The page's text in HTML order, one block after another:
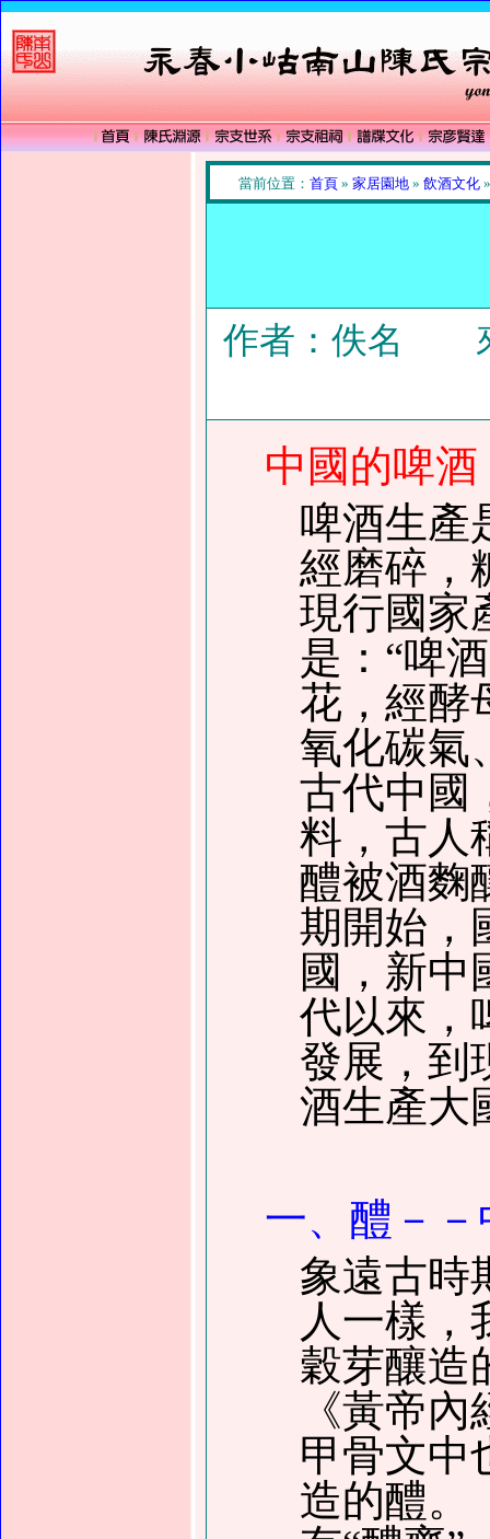
當前位置：首頁 » 家居園地 » 飲酒文化
作者：佚名
中國的啤酒
啤酒生產
經磨碎 ，
現行國家
是 ： “啤
花 ， 經酵
氧化碳氣
古代中國
料 ， 古人
醴被酒麴
期開始 ，
國 ， 新中
代以來 ，
發展 ， 到
酒生產大
一、醴 －－
象遠古時
人一樣 ，
穀芽釀造
《黃帝內
甲骨文中
造的醴。